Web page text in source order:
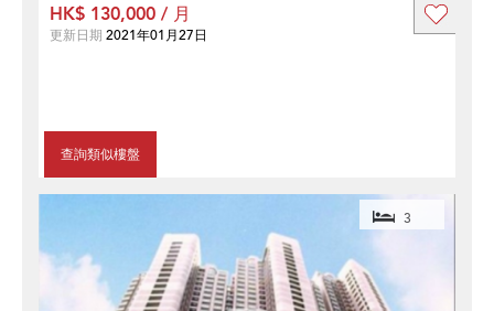
查詢類似樓盤
HK$ 130,000 / 月
更新日期 2021年01月27日
3